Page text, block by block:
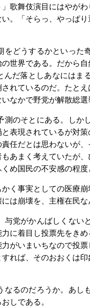
歌舞伎演目にはやが
。「そらっ、やっぱ
どうするかといった
世界である。だから
んだ落としあなには
れているのだ。たと
なかで野党が解散総
のそとにある。しか
表現されているが対
任だとは思わないが
あまく考えていたが
め国民の不安感の程度
く事実としての医療
は崩壊を、主権在民
がかんばしくない
に着目し投票先をき
がいまいちなので投
れば、そのおおくは
るのだろうか。あし
しである。